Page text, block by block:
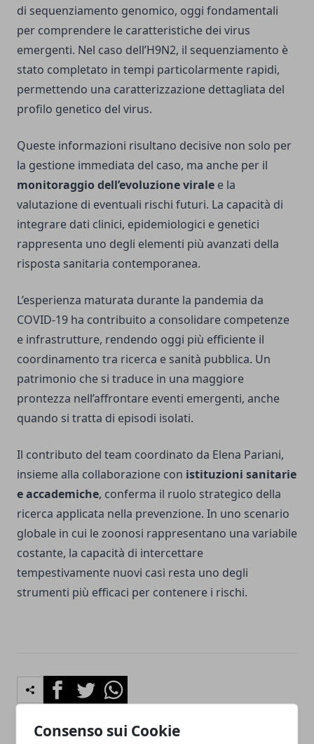
Consenso sui Cookie
di sequenziamento genomico, oggi fondamentali
per comprendere le caratteristiche dei virus
emergenti. Nel caso dell’H9N2, il sequenziamento è
stato completato in tempi particolarmente rapidi,
permettendo una caratterizzazione dettagliata del
profilo genetico del virus.
Queste informazioni risultano decisive non solo per
la gestione immediata del caso, ma anche per il
monitoraggio dell’evoluzione virale e la
valutazione di eventuali rischi futuri. La capacità di
integrare dati clinici, epidemiologici e genetici
rappresenta uno degli elementi più avanzati della
risposta sanitaria contemporanea.
L’esperienza maturata durante la pandemia da
COVID-19 ha contribuito a consolidare competenze
e infrastrutture, rendendo oggi più efficiente il
coordinamento tra ricerca e sanità pubblica. Un
patrimonio che si traduce in una maggiore
prontezza nell’affrontare eventi emergenti, anche
quando si tratta di episodi isolati.
Il contributo del team coordinato da Elena Pariani,
insieme alla collaborazione con istituzioni sanitarie
e accademiche, conferma il ruolo strategico della
ricerca applicata nella prevenzione. In uno scenario
globale in cui le zoonosi rappresentano una variabile
costante, la capacità di intercettare
tempestivamente nuovi casi resta uno degli
strumenti più efficaci per contenere i rischi.
FacebookTwitterWhatsapp